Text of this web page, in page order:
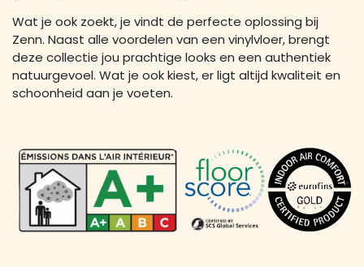
Wat je ook zoekt, je vindt de perfecte oplossing bij
Zenn. Naast alle voordelen van een vinylvloer, brengt
deze collectie jou prachtige looks en een authentiek
natuurgevoel. Wat je ook kiest, er ligt altijd kwaliteit en
schoonheid aan je voeten.